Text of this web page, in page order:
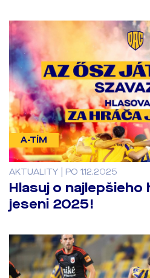
A-TÍM
AKTUALITY | PO 1.12.2025
Hlasuj o najlepšieho
jeseni 2025!